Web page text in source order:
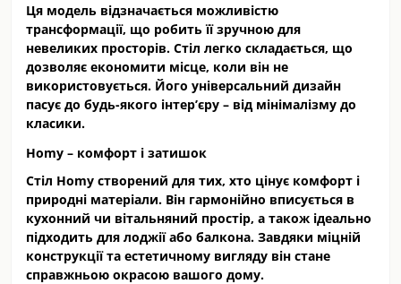
Ця модель відзначається можливістю
трансформації, що робить її зручною для
невеликих просторів. Стіл легко складається, що
дозволяє економити місце, коли він не
використовується. Його універсальний дизайн
пасує до будь-якого інтер’єру – від мінімалізму до
класики.
Homy – комфорт і затишок
Стіл Homy створений для тих, хто цінує комфорт і
природні матеріали. Він гармонійно вписується в
кухонний чи вітальняний простір, а також ідеально
підходить для лоджії або балкона. Завдяки міцній
конструкції та естетичному вигляду він стане
справжньою окрасою вашого дому.